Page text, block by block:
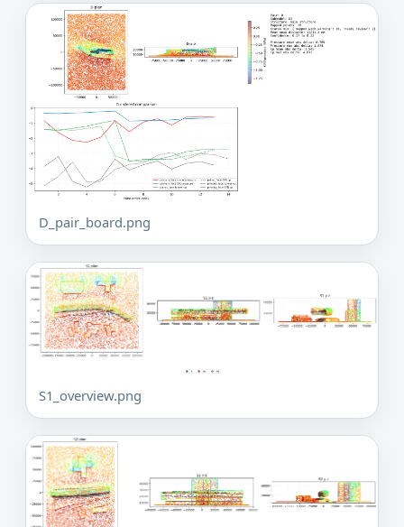
D_pair_board.png
S1_overview.png